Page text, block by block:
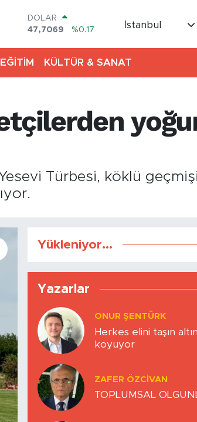
DOLAR
47,7069
%0.17
STERLİN
64,1897
%0.02
BİST100
13.887
%64
BITCOIN
İstanbul
EĞİTİM KÜLTÜR & SANAT
Türbesi, köklü
Yükleniyor...
Yazarlar
ONUR ŞENTÜRK
Herkes elini taşın
koyuyor
ZAFER ÖZCIVAN
TOPLUMSAL